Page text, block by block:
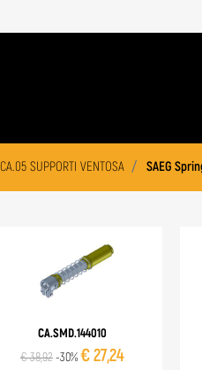
CA.05 SUPPORTI VENTOSA SAEG
CA.SMD.144010
€ 38,92-30%€ 27,24